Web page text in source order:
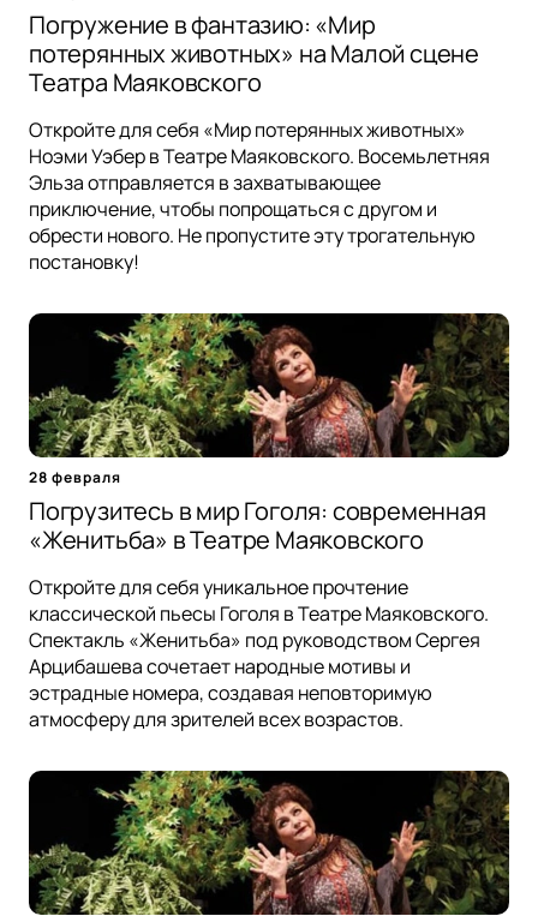
Погружение в фантазию: «Мир
потерянных животных» на Малой сцене
Театра Маяковского
Откройте для себя «Мир потерянных животных»
Ноэми Уэбер в Театре Маяковского. Восемьлетняя
Эльза отправляется в захватывающее
приключение, чтобы попрощаться с другом и
обрести нового. Не пропустите эту трогательную
постановку!
28 февраля
Погрузитесь в мир Гоголя: современная
«Женитьба» в Театре Маяковского
Откройте для себя уникальное прочтение
классической пьесы Гоголя в Театре Маяковского.
Спектакль «Женитьба» под руководством Сергея
Арцибашева сочетает народные мотивы и
эстрадные номера, создавая неповторимую
атмосферу для зрителей всех возрастов.